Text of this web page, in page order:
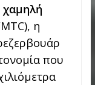
χαμηλή
η
που